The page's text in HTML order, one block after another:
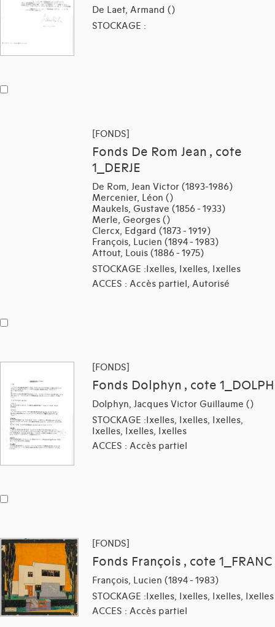
De Laet, Armand ()
STOCKAGE :
[FONDS]
Fonds De Rom Jean , cote
1_DERJE
De Rom, Jean Victor (1893-1986)
Mercenier, Léon ()
Maukels, Gustave (1856 - 1933)
Merle, Georges ()
Clercx, Edgard (1873 - 1919)
François, Lucien (1894 - 1983)
Attout, Louis (1886 - 1975)
STOCKAGE :Ixelles, Ixelles, Ixelles
ACCES : Accès partiel, Autorisé
[FONDS]
Fonds Dolphyn , cote 1_DOLPH
Dolphyn, Jacques Victor Guillaume ()
STOCKAGE :Ixelles, Ixelles, Ixelles,
Ixelles, Ixelles, Ixelles
ACCES : Accès partiel
[FONDS]
Fonds François , cote 1_FRANC
François, Lucien (1894 - 1983)
STOCKAGE :Ixelles, Ixelles, Ixelles, Ixelles
ACCES : Accès partiel